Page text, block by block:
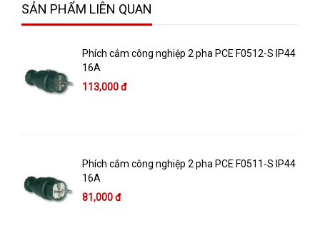
SẢN PHẨM LIÊN QUAN
Phích cắm công nghiệp 2 pha PCE F0512-S IP44
16A
113,000 đ
Phích cắm công nghiệp 2 pha PCE F0511-S IP44
16A
81,000 đ